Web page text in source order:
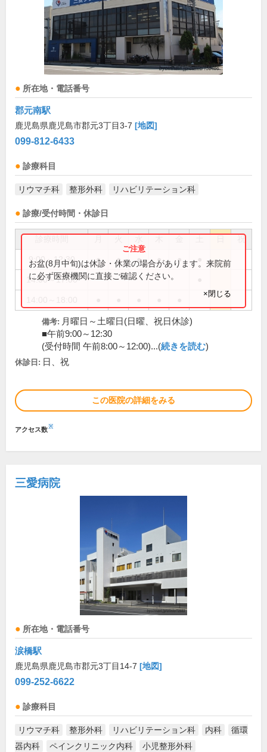
所在地・電話番号
郡元南駅
鹿児島県鹿児島市郡元3丁目3-7 [地図]
099-812-6433
診療科目
リウマチ科 整形外科 リハビリテーション科
診療/受付時間・休診日
祝
9:00～12:30 ● ● ● ● ●
14:00～17:00
お盆(8月中旬)は休診・休業の場合があります。来院前
に必ず医療機関に直接ご確認ください。
×閉じる
備考: 月曜日～土曜日(日曜、祝日休診)
■午前9:00～12:30
(受付時間 午前8:00～12:00)...(続きを読む)
休診日: 日、祝
この医院の詳細をみる
アクセス数※
三愛病院
所在地・電話番号
涙橋駅
鹿児島県鹿児島市郡元3丁目14-7 [地図]
099-252-6622
診療科目
リウマチ科 整形外科 リハビリテーション科 内科
循環
器内科
ペインクリニック内科 小児整形外科